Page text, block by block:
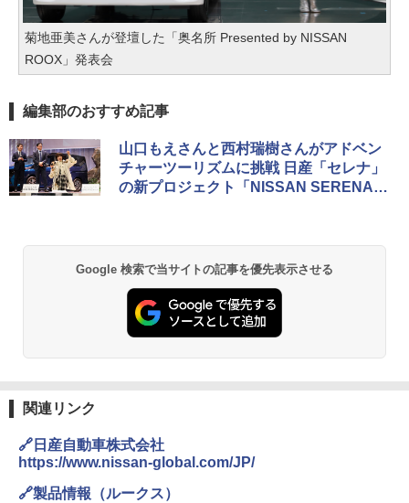
菊地亜美さんが登壇した「奥名所 Presented by NISSAN
ROOX」発表会
編集部のおすすめ記事
山口もえさんと西村瑞樹さんがアドベン
チャーツーリズムに挑戦 日産「セレナ」
の新プロジェクト「NISSAN SERENA p
Google 検索で当サイトの記事を優先表示させる
関連リンク
🔗日産自動車株式会社
https://www.nissan-global.com/JP/
🔗製品情報（ルークス）